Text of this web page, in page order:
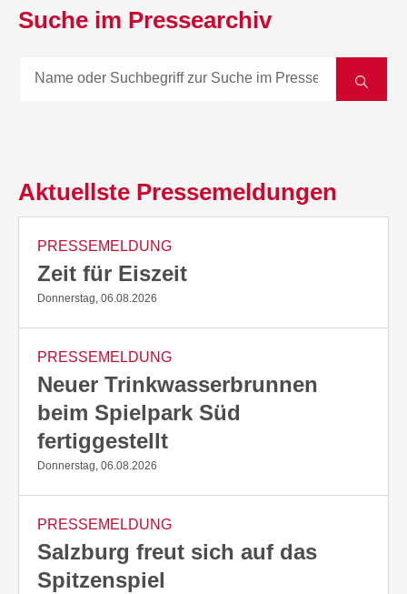
Suche im Pressearchiv
Aktuellste Pressemeldungen
PRESSEMELDUNG
Zeit für Eiszeit
Donnerstag, 06.08.2026
PRESSEMELDUNG
Neuer Trinkwasserbrunnen
beim Spielpark Süd
fertiggestellt
Donnerstag, 06.08.2026
PRESSEMELDUNG
Salzburg freut sich auf das
Spitzenspiel